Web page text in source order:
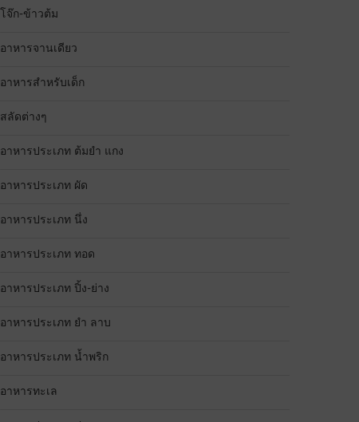
โจ๊ก-ข้าวต้ม
อาหารจานเดียว
อาหารสำหรับเด็ก
สลัดต่างๆ
อาหารประเภท ต้มยำ แกง
อาหารประเภท ผัด
อาหารประเภท นึ่ง
อาหารประเภท ทอด
อาหารประเภท ปิ้ง-ย่าง
อาหารประเภท ยำ ลาบ
อาหารประเภท น้ำพริก
อาหารทะเล